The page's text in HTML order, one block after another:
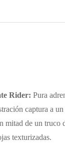
Rider: Pura
captura a
mitad de un truco
texturizadas.